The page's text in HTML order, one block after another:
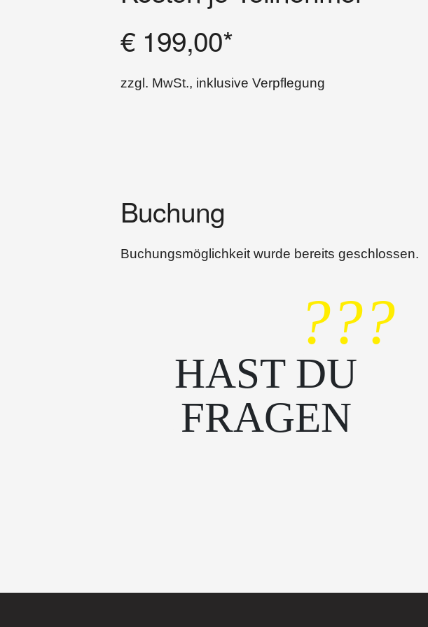
€ 199,00*
zzgl. MwSt., inklusive Verpflegung
Buchung
Buchungsmöglichkeit wurde bereits geschlossen.
???
HAST DU
FRAGEN